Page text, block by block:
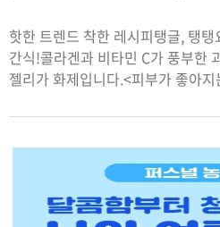
핫한 트렌드 착한 레시피탱글, 탱
간식!콜라겐과 비타민 C가 풍부한
젤리가 화제입니다.<피부가 좋아
함유복숭아 | 수분 함량이 높고